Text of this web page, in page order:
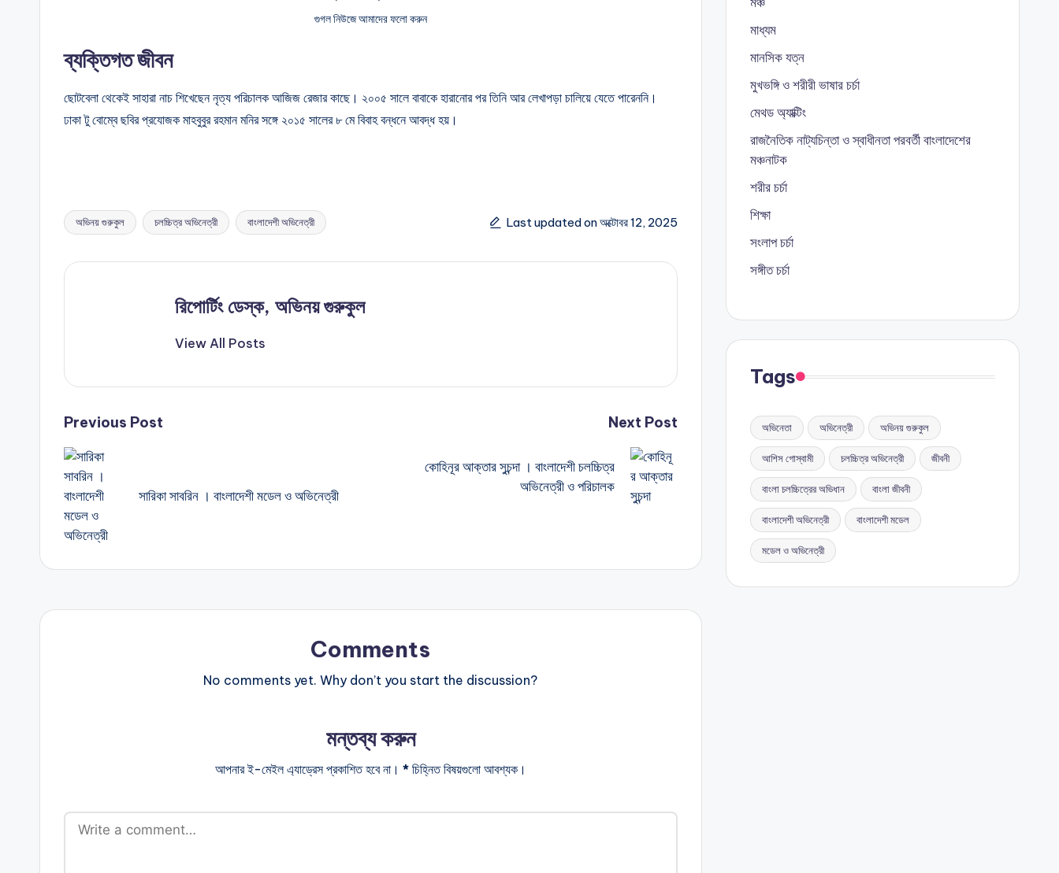
গুগল নিউজে আমাদের ফলো করুন
ব্যক্তিগত জীবন
ছোটবেলা থেকেই সাহারা নাচ শিখেছেন নৃত্য পরিচালক আজিজ রেজার কাছে। ২০০৫ সালে বাবাকে হারানোর পর তিনি আর লেখাপড়া চালিয়ে যেতে পারেননি।
ঢাকা টু বোম্বে ছবির প্রযোজক মাহবুবুর রহমান মনির সঙ্গে ২০১৫ সালের ৮ মে বিবাহ বন্ধনে আবদ্ধ হয়।
Tags:
অভিনয় গুরুকুল চলচ্চিত্র অভিনেত্রী বাংলাদেশী অভিনেত্রী Last updated on অক্টোবর 12, 2025
রিপোর্টিং ডেস্ক, অভিনয় গুরুকুল
View All Posts
Post
navigation
Previous Post
সারিকা সাবরিন । বাংলাদেশী মডেল ও অভিনেত্রী
Next Post
কোহিনূর আক্তার সুচন্দা । বাংলাদেশী চলচ্চিত্র
অভিনেত্রী ও পরিচালক
Comments
No comments yet. Why don’t you start the discussion?
মন্তব্য করুন
আপনার ই-মেইল এ্যাড্রেস প্রকাশিত হবে না। *চিহ্নিত বিষয়গুলো আবশ্যক।
মাধ্যম
মানসিক যত্ন
মুখভঙ্গি ও শরীরী ভাষার চর্চা
মেথড অ্যাক্টিং
রাজনৈতিক নাট্যচিন্তা ও স্বাধীনতা পরবর্তী বাংলাদেশের
মঞ্চনাটক
শরীর চর্চা
শিক্ষা
সংলাপ চর্চা
সঙ্গীত চর্চা
Tags
অভিনেতা অভিনেত্রী অভিনয় গুরুকুল
আশিস গোস্বামী চলচ্চিত্র অভিনেত্রী জীবনী
বাংলা চলচ্চিত্রের অভিধান বাংলা জীবনী
বাংলাদেশী অভিনেত্রী বাংলাদেশী মডেল
মডেল ও অভিনেত্রী